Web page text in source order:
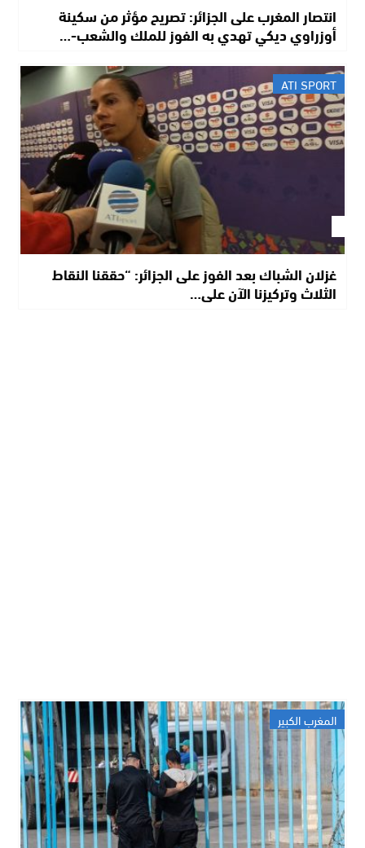
انتصار المغرب على الجزائر: تصريح مؤثر من سكينة
أوزراوي ديكي تهدي به الفوز للملك والشعب-…
ATI SPORT
غزلان الشباك بعد الفوز على الجزائر: “حققنا النقاط
الثلاث وتركيزنا الآن على…
المغرب الكبير